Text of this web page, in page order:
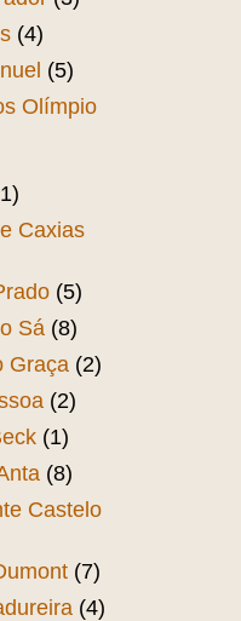
(4)
(5)
Olímpio
Caxias
(5)
Sá (8)
Graça (2)
(2)
(1)
(8)
Castelo
(7)
(4)